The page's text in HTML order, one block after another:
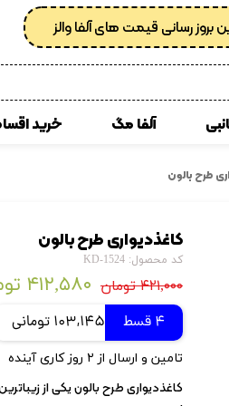
انواع کفپوش پی وی سی
کاغذدیواری رولی
کاغذدیواری ساده
کاغذ دیواری پتینه
کاغذدیواری طرح دار
آلفا مگ خرید
طرح بالون
کاغذدیواری طرح بالون
کد محصول: KD-1524
۴۲۱,۰۰۰ تومان ۴۱۲,۵۸۰ تومان
4 قسط 103,145 تومانی
تامین و ارسال از ۲ روز کاری آینده
کاغذدیواری طرح بالون یکی از